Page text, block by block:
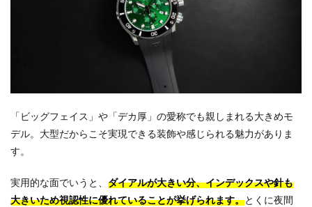
「ビッグフェイス」や「デカ厚」の愛称でも親しまれる大きめモ
デル。大型だからこそ実現できる装飾や感じられる魅力がありま
す。
実用的な面でいうと、 ダイアルが大きい分、インデックスや針も
大きいため視認性に優れていることが挙げられます。とくに夜間